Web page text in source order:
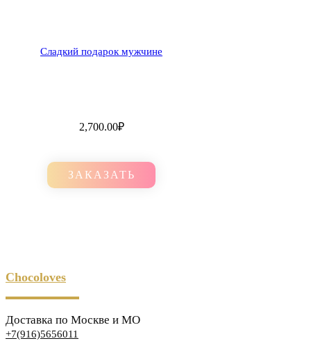
Сладкий подарок мужчине
2,700.00₽
ЗАКАЗАТЬ
Chocoloves
Доставка по Москве и МО
+7(916)5656011